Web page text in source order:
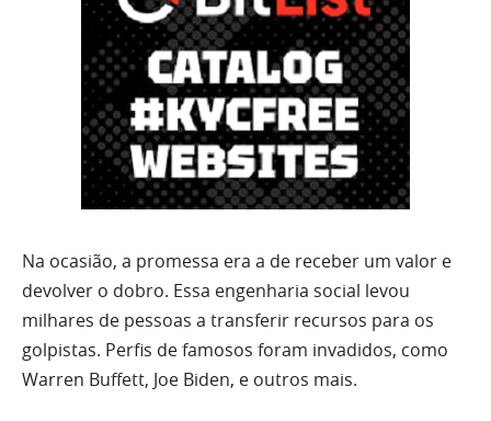
Na ocasião, a promessa era a de receber um valor e
devolver o dobro. Essa engenharia social levou
milhares de pessoas a transferir recursos para os
golpistas. Perfis de famosos foram invadidos, como
Warren Buffett, Joe Biden, e outros mais.